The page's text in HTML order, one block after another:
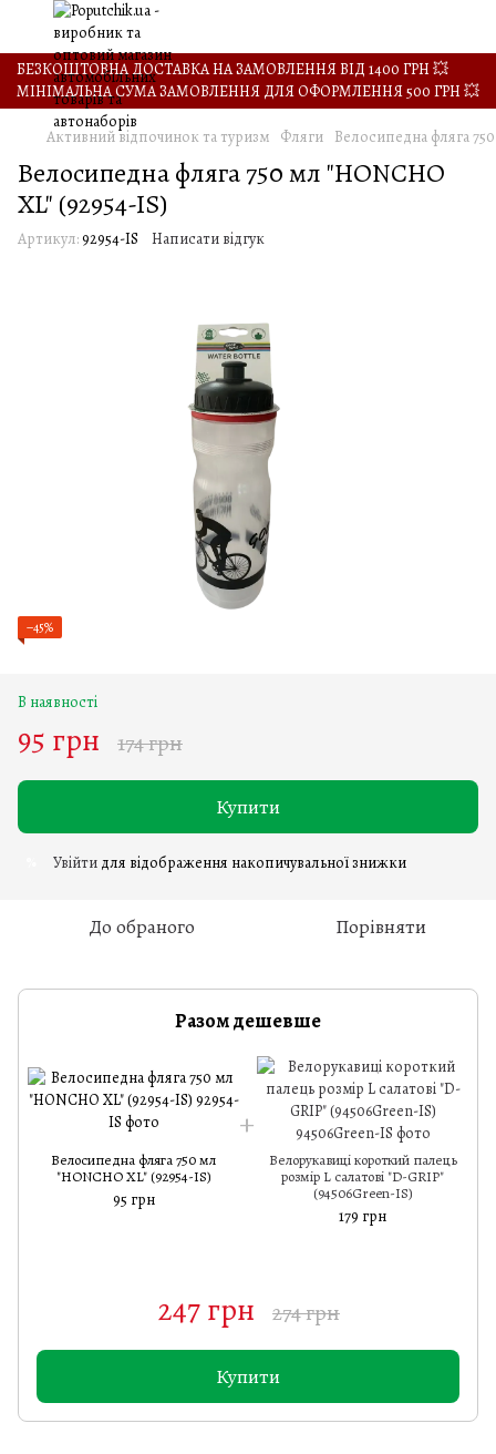
БЕЗКОШТОВНА ДОСТАВКА НА ЗАМОВЛЕННЯ ВІД 1400 ГРН 💥
МІНІМАЛЬНА СУМА ЗАМОВЛЕННЯ ДЛЯ ОФОРМЛЕННЯ 500 ГРН 💥
Активний відпочинок та туризм Фляги Велосипедна фляга
Велосипедна фляга 750 мл "HONCHO
XL" (92954-IS)
Артикул:92954-IS Написати відгук
−45%
В наявності
95 грн 174 грн
Купити
Увійти для відображення накопичувальної знижки
До обраного Порівняти
Разом дешевше
Велосипедна фляга 750 мл
"HONCHO XL" (92954-IS)
95 грн
Велорукавиці короткий палець
розмір L салатові "D-GRIP"
(94506Green-IS)
179 грн
247 грн 274 грн
Купити